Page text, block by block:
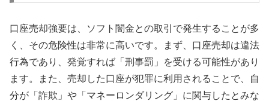
口座売却強要は、ソフト闇金との取引で発生することが多
く、その危険性は非常に高いです。まず、口座売却は違法
行為であり、発覚すれば「刑事罰」を受ける可能性があり
ます。また、売却した口座が犯罪に利用されることで、自
分が「詐欺」や「マネーロンダリング」に関与したとみな